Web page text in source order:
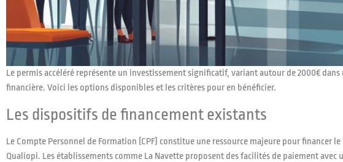
Le permis accéléré représente un investissement significatif, variant autour de 2000€
financière. Voici les options disponibles et les critères pour en bénéficier.
Les dispositifs de financement existants
Le Compte Personnel de Formation (CPF) constitue une ressource majeure pour
Qualiopi. Les établissements comme La Navette proposent des facilités de paiement